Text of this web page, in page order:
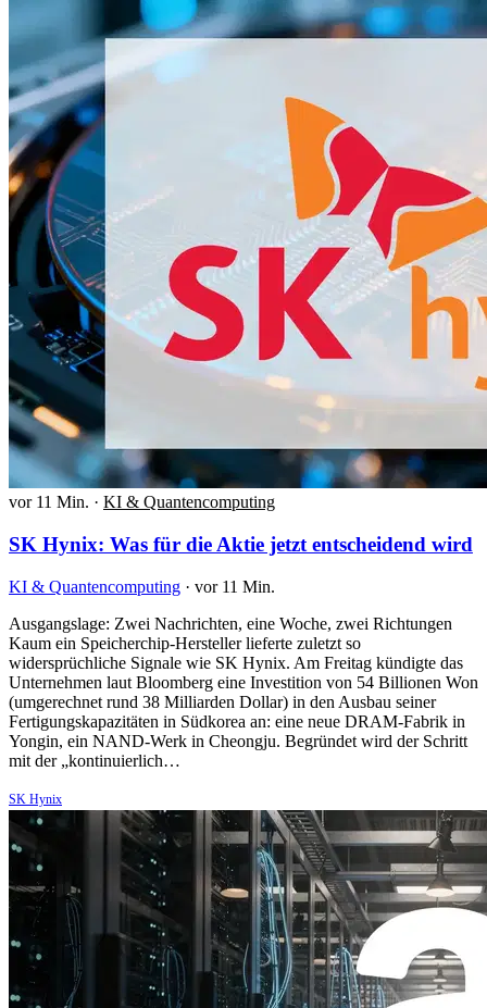
vor 11 Min. · KI & Quantencomputing
SK Hynix: Was für die Aktie jetzt entscheidend wird
KI & Quantencomputing · vor 11 Min.
Ausgangslage: Zwei Nachrichten, eine Woche, zwei Richtungen
Kaum ein Speicherchip-Hersteller lieferte zuletzt so
widersprüchliche Signale wie SK Hynix. Am Freitag kündigte das
Unternehmen laut Bloomberg eine Investition von 54 Billionen Won
(umgerechnet rund 38 Milliarden Dollar) in den Ausbau seiner
Fertigungskapazitäten in Südkorea an: eine neue DRAM-Fabrik in
Yongin, ein NAND-Werk in Cheongju. Begründet wird der Schritt
mit der „kontinuierlich…
SK Hynix